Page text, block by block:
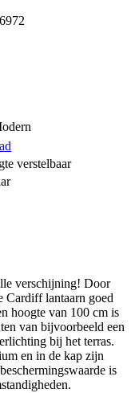
verstelbaar
verschijning! Door
Cardiff lantaarn goed
hoogte van 100 cm is
van bijvoorbeeld een
bij het terras.
en in de kap zijn
is